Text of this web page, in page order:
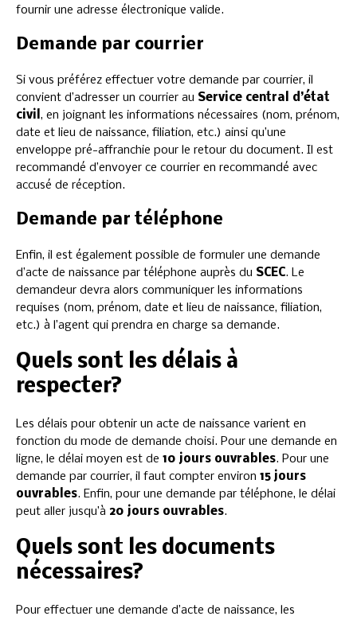
fournir une adresse électronique valide.
Demande par courrier
Si vous préférez effectuer votre demande par courrier, il
convient d’adresser un courrier au Service central d’état
civil , en joignant les informations nécessaires (nom, prénom,
date et lieu de naissance, filiation, etc.) ainsi qu’une
enveloppe pré-affranchie pour le retour du document. Il est
recommandé d’envoyer ce courrier en recommandé avec
accusé de réception.
Demande par téléphone
Enfin, il est également possible de formuler une demande
d’acte de naissance par téléphone auprès du SCEC. Le
demandeur devra alors communiquer les informations
requises (nom, prénom, date et lieu de naissance, filiation,
etc.) à l’agent qui prendra en charge sa demande.
Quels sont les délais à
respecter?
Les délais pour obtenir un acte de naissance varient en
fonction du mode de demande choisi. Pour une demande en
ligne, le délai moyen est de 10 jours ouvrables. Pour une
demande par courrier, il faut compter environ 15 jours
ouvrables. Enfin, pour une demande par téléphone, le délai
peut aller jusqu’à 20 jours ouvrables.
Quels sont les documents
nécessaires?
Pour effectuer une demande d’acte de naissance, les